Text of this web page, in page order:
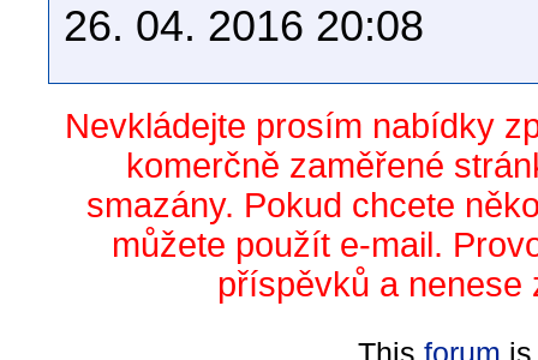
26. 04. 2016 20:08
Nevkládejte prosím nabídky
komerčně zaměřené
smazány. Pokud chcete
můžete použít e-mail.
příspěvků a nenese
This forum